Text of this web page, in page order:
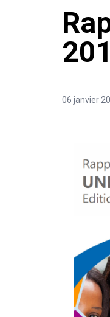
06 janvier